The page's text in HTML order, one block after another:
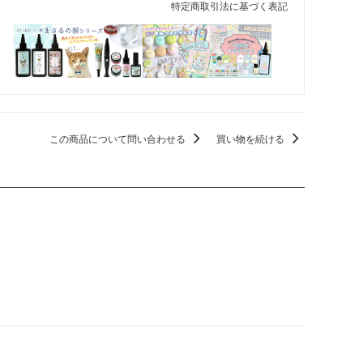
特定商取引法に基づく表記
この商品について問い合わせる 買い物を続ける